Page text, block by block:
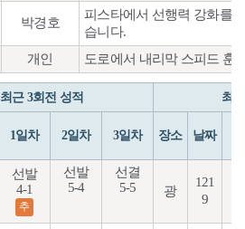
박경호
피스타에서 선행력 강화를
습니다.
개인 도로에서 내리막 스피드 훈
최근 3회전 성적 최
1일차 2일차 3일차 장소 날짜
선발
4-1
추
선발
5-4
선결
5-5
광
121
9